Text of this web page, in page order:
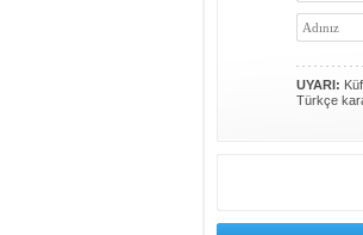
UYARI:
Türkçe